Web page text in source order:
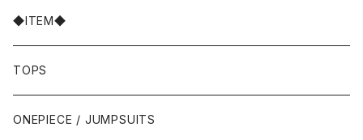
◆ITEM◆
TOPS
ONEPIECE / JUMPSUITS